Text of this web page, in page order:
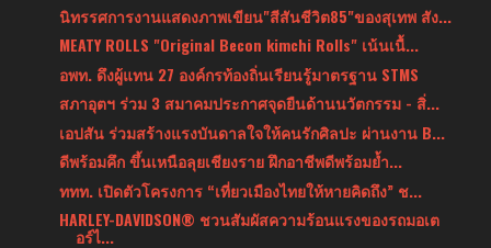
นิทรรศการงานแสดงภาพเขียน"สีสันชีวิต85"ของสุเทพ สัง...
MEATY ROLLS "Original Becon kimchi Rolls" เน้นเนื้...
อพท. ดึงผู้แทน 27 องค์กรท้องถิ่นเรียนรู้มาตรฐาน STMS
สภาอุตฯ ร่วม 3 สมาคมประกาศจุดยืนด้านนวัตกรรม - สิ่...
เอปสัน ร่วมสร้างแรงบันดาลใจให้คนรักศิลปะ ผ่านงาน B...
ดีพร้อมคึก ขึ้นเหนือลุยเชียงราย ฝึกอาชีพดีพร้อมย้ำ...
ททท. เปิดตัวโครงการ “เที่ยวเมืองไทยให้หายคิดถึง” ช...
HARLEY-DAVIDSON® ชวนสัมผัสความร้อนแรงของรถมอเต
อร์ไ...